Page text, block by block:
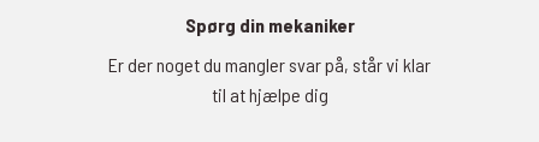
Spørg din mekaniker
Er der noget du mangler svar på, står vi klar
til at hjælpe dig